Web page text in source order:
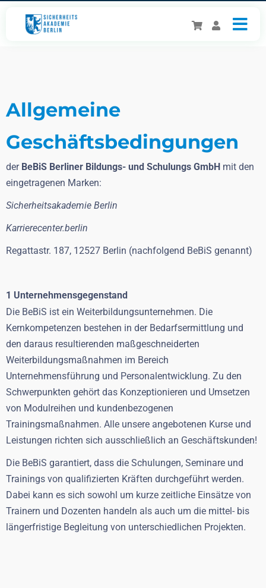
Allgemeine
Geschäftsbedingungen
der BeBiS Berliner Bildungs- und Schulungs GmbH mit den
eingetragenen Marken:
Sicherheitsakademie Berlin
Karrierecenter.berlin
Regattastr. 187, 12527 Berlin (nachfolgend BeBiS genannt)
1 Unternehmensgegenstand
Die BeBiS ist ein Weiterbildungsunternehmen. Die
Kernkompetenzen bestehen in der Bedarfsermittlung und
den daraus resultierenden maßgeschneiderten
Weiterbildungsmaßnahmen im Bereich
Unternehmensführung und Personalentwicklung. Zu den
Schwerpunkten gehört das Konzeptionieren und Umsetzen
von Modulreihen und kundenbezogenen
Trainingsmaßnahmen. Alle unsere angebotenen Kurse und
Leistungen richten sich ausschließlich an Geschäftskunden!
Die BeBiS garantiert, dass die Schulungen, Seminare und
Trainings von qualifizierten Kräften durchgeführt werden.
Dabei kann es sich sowohl um kurze zeitliche Einsätze von
Trainern und Dozenten handeln als auch um die mittel- bis
längerfristige Begleitung von unterschiedlichen Projekten.